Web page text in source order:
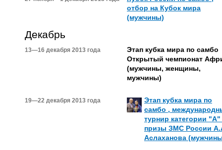
отбор на Кубок мира
(мужчины)
Декабрь
13—16 декабря 2013 года
Этап кубка мира по самбо
Открытый чемпионат
(мужчины, женщины,
мужчины)
19—22 декабря 2013 года
Этап кубка мира по
самбо ,
турнир категории "А"
призы ЗМС России
Аслаханова